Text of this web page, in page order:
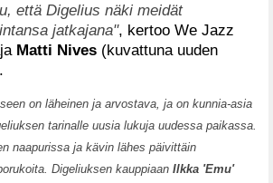
että Digelius näki meidät
jatkajana", kertoo We Jazz
Matti Nives (kuvattuna uuden
on läheinen ja arvostava, ja on kunnia-asia
tarinalle uusia lukuja uudessa paikassa.
naapurissa ja kävin lähes päivittäin
Digeliuksen kauppiaan Ilkka 'Emu'